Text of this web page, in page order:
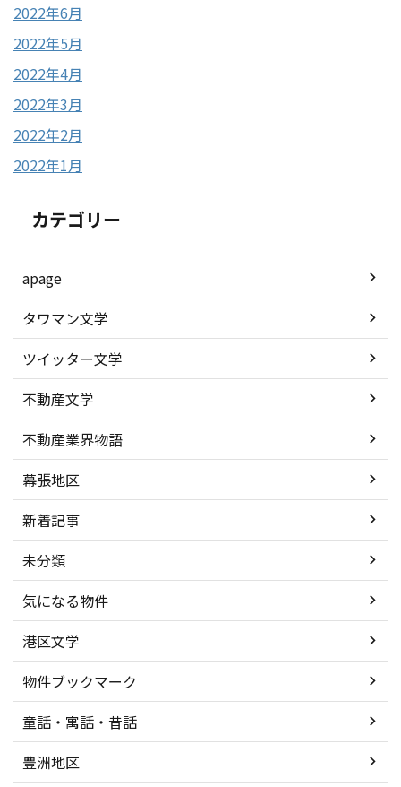
2022年6月
2022年5月
2022年4月
2022年3月
2022年2月
2022年1月
カテゴリー
apage
タワマン文学
ツイッター文学
不動産文学
不動産業界物語
幕張地区
新着記事
未分類
気になる物件
港区文学
物件ブックマーク
童話・寓話・昔話
豊洲地区